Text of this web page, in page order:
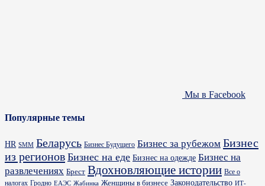
Мы в Facebook
Популярные темы
HR SMM Беларусь Бизнес Будущего Бизнес за рубежом Бизнес
из регионов Бизнес на еде Бизнес на одежде Бизнес на
развлечениях Брест Вдохновляющие истории Все о
налогах Гродно ЕАЭС Жабинка Женщины в бизнесе Законодательство ИТ-